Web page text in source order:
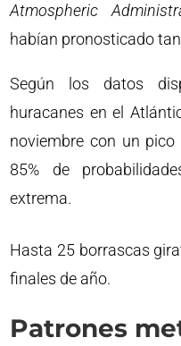
Atmospheric
habían pronosticado
Según los datos
huracanes en el
noviembre con un
85% de
extrema.
Hasta 25 borrascas
finales de año.
Patrones